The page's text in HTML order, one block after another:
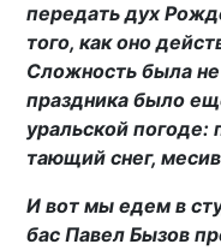
передать дух
того, как оно
Сложность была
праздника было
уральской погоде:
тающий снег,
И вот мы едем в
бас Павел Бызов